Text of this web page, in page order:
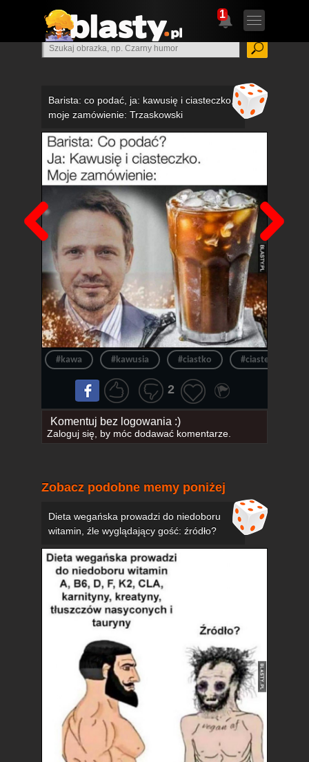
1
Barista: co podać, ja: kawusię i ciasteczko,
moje zamówienie: Trzaskowski
Poprzedni
#kawa #kawusia #ciastko #ciasteczko
2
Komentuj bez logowania :)
Zaloguj się, by móc dodawać komentarze.
Zobacz podobne memy poniżej
Dieta wegańska prowadzi do niedoboru
witamin, źle wyglądający gość: źródło?